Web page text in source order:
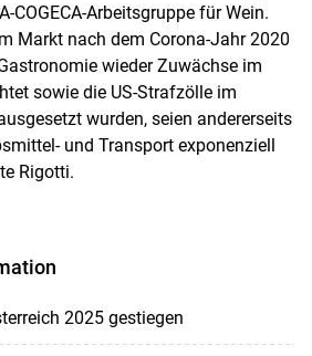
COGECA-Arbeitsgruppe für Wein.
Markt nach dem Corona-Jahr 2020
wieder Zuwächse im
sowie die US-Strafzölle im
wurden, seien andererseits
und Transport exponenziell
Rigotti.
2025 gestiegen